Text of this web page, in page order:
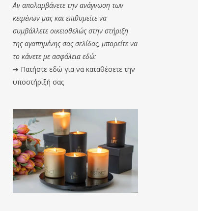
Αν απολαμβάνετε την ανάγνωση των
κειμένων μας και επιθυμείτε να
συμβάλλετε οικειοθελώς στην στήριξη
της αγαπημένης σας σελίδας, μπορείτε να
το κάνετε με ασφάλεια εδώ:
➔ Πατήστε εδώ για να καταθέσετε την
υποστήριξή σας